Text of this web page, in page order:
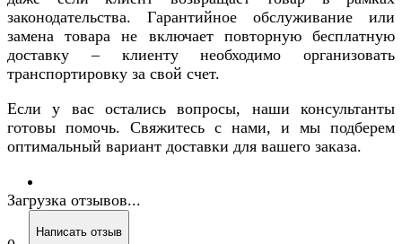
законодательства. Гарантийное обслуживание или
замена товара не включает повторную бесплатную
доставку – клиенту необходимо организовать
транспортировку за свой счет.
Если у вас остались вопросы, наши консультанты
готовы помочь. Свяжитесь с нами, и мы подберем
оптимальный вариант доставки для вашего заказа.
Загрузка отзывов...
Написать отзыв